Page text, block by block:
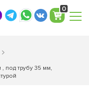
0
под трубу 35 мм,